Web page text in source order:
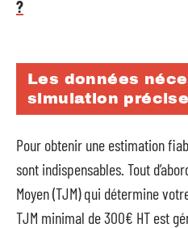
?
Les données
simulation précise
Pour obtenir une estimation
sont indispensables. Tout
Moyen (TJM) qui détermine
TJM minimal de 300€ HT est